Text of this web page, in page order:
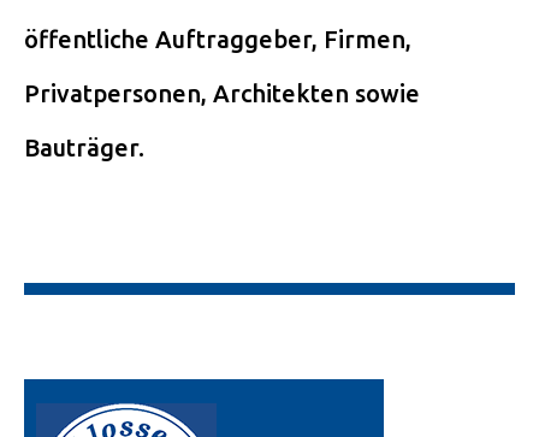
öffentliche Auftraggeber, Firmen,
Privatpersonen, Architekten sowie
Bauträger.